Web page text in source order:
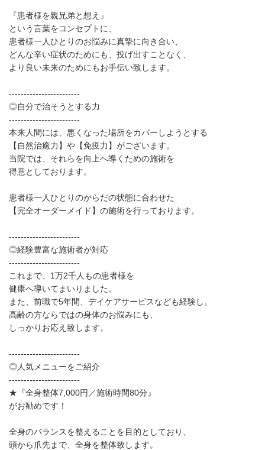
『患者様を親兄弟と想え』
という言葉をコンセプトに、
患者様一人ひとりのお悩みに真摯に向き合い、
どんな辛い症状のためにも、投げ出すことなく、
より良い未来のためにもお手伝い致します。
------------------------
◎自分で治そうとする力
------------------------
本来人間には、悪くなった場所をカバーしようとする
【自然治癒力】や【免疫力】がございます。
当院では、それらを向上へ導くための施術を
得意としております。
患者様一人ひとりのからだの状態に合わせた
【完全オーダーメイド】の施術を行っております。
------------------------
◎経験豊富な施術者が対応
------------------------
これまで、1万2千人もの患者様を
健康へ導いてまいりました。
また、前職で5年間、デイケアサービスなども経験し。
高齢の方ならではの身体のお悩みにも、
しっかりお応え致します。
------------------------
◎人気メニューをご紹介
------------------------
★『全身整体7,000円／施術時間80分』
がお勧めです！
全身のバランスを整えることを目的としており、
頭から爪先まで、全身を整体致します。